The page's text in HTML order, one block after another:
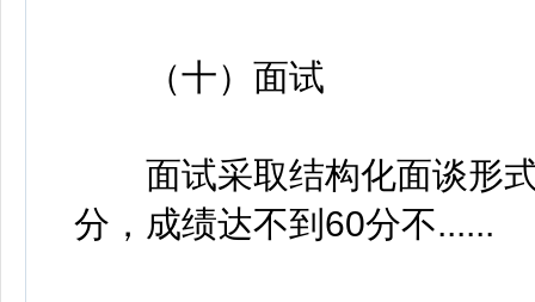
（十）面试
面试采取结构化面谈形式
分，成绩达不到60分不......